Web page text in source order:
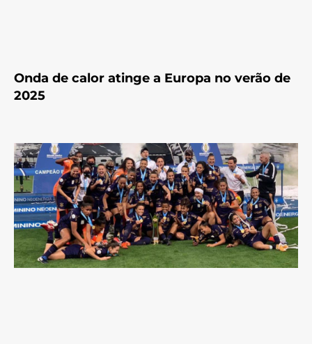
Onda de calor atinge a Europa no verão de
2025